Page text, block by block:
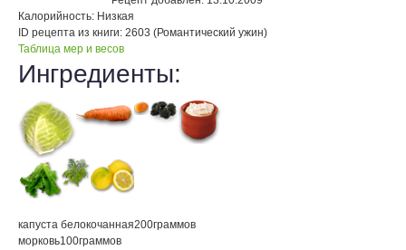
Калорийность: Низкая
ID рецепта из книги: 2603 (Романтический ужин)
Таблица мер и весов
Ингредиенты:
капуста белокочанная200граммов
морковь100граммов